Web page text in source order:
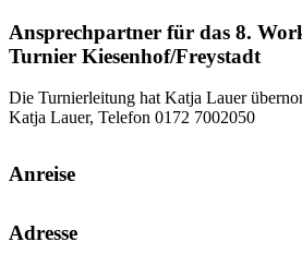
Ansprechpartner für das 8.
Turnier Kiesenhof/Freystadt
Die Turnierleitung hat Katja Lauer
Katja Lauer, Telefon 0172 7002050
Anreise
Adresse